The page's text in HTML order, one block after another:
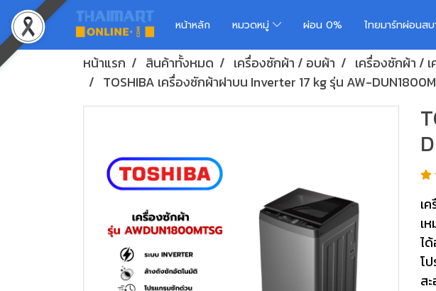
หน้าหลัก หมวดหมู่ ผ่อน 0% ไทยมาร์ทผ่อนสบ
หน้าแรก สินค้าทั้งหมด เครื่องซักผ้า / อบผ้า เครื่องซักผ้า /
TOSHIBA เครื่องซักผ้าฝาบน Inverter 17 kg รุ่น AW-
เ
เ
ไ
โ
ส